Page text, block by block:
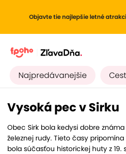
Objavte tie najlepšie letné
Najpredávanejšie
Vysoká pec v Sirku
Obec Sirk bola kedysi dobre
železnej rudy. Tieto časy
bola súčasťou historickej huty z 19.